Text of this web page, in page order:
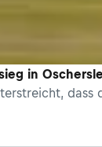
in
dass